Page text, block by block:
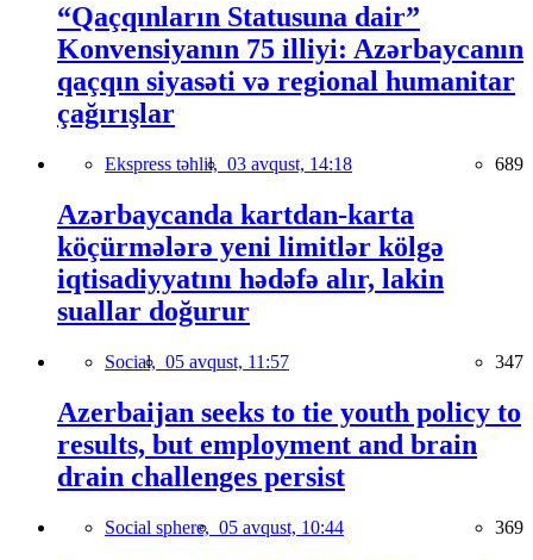
“Qaçqınların Statusuna dair”
Konvensiyanın 75 illiyi: Azərbaycanın
qaçqın siyasəti və regional humanitar
çağırışlar
Ekspress təhlil, 03 avqust, 14:18 689
Azərbaycanda kartdan-karta
köçürmələrə yeni limitlər kölgə
iqtisadiyyatını hədəfə alır, lakin
suallar doğurur
Social, 05 avqust, 11:57 347
Azerbaijan seeks to tie youth policy to
results, but employment and brain
drain challenges persist
Social sphere, 05 avqust, 10:44 369